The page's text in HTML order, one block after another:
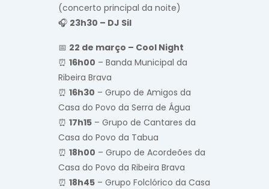
(concerto principal da noite)
🎧 23h30 – DJ Sil
📅 22 de março – Cool Night
⏰ 16h00 – Banda Municipal da
Ribeira Brava
⏰ 16h30 – Grupo de Amigos da
Casa do Povo da Serra de Água
⏰ 17h15 – Grupo de Cantares da
Casa do Povo da Tabua
⏰ 18h00 – Grupo de Acordeões da
Casa do Povo da Ribeira Brava
⏰ 18h45 – Grupo Folclórico da Casa